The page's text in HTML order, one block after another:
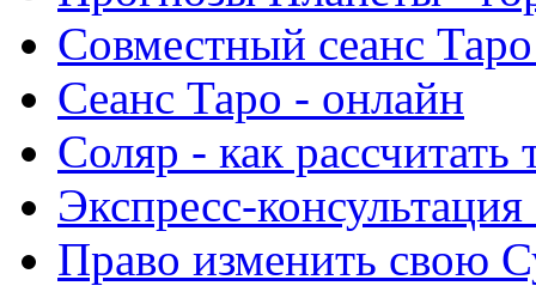
Совместный сеанс
Сеанс Таро - онлайн
Соляр - как
Экспресс-
Право изменить свою